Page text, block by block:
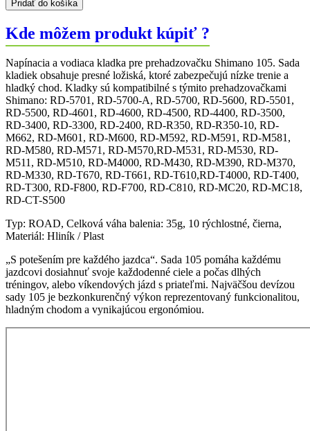
pre
5700/RD-
5500/RD-
4400
set
-
10
rýchlostné
Pridať do košíka
Kde môžem produkt kúpiť ?
Napínacia a vodiaca kladka pre prehadzovačku Shimano 105. Sada
kladiek obsahuje presné ložiská, ktoré zabezpečujú nízke trenie a
hladký chod. Kladky sú kompatibilné s týmito prehadzovačkami
Shimano: RD-5701, RD-5700-A, RD-5700, RD-5600, RD-5501,
RD-5500, RD-4601, RD-4600, RD-4500, RD-4400, RD-3500,
RD-3400, RD-3300, RD-2400, RD-R350, RD-R350-10, RD-
M662, RD-M601, RD-M600, RD-M592, RD-M591, RD-M581,
RD-M580, RD-M571, RD-M570,RD-M531, RD-M530, RD-
M511, RD-M510, RD-M4000, RD-M430, RD-M390, RD-M370,
RD-M330, RD-T670, RD-T661, RD-T610,RD-T4000, RD-T400,
RD-T300, RD-F800, RD-F700, RD-C810, RD-MC20, RD-MC18,
RD-CT-S500
Typ: ROAD, Celková váha balenia: 35g, 10 rýchlostné, čierna,
Materiál: Hliník / Plast
„S potešením pre každého jazdca“. Sada 105 pomáha každému
jazdcovi dosiahnuť svoje každodenné ciele a počas dlhých
tréningov, alebo víkendových jázd s priateľmi. Najväčšou devízou
sady 105 je bezkonkurenčný výkon reprezentovaný funkcionalitou,
hladným chodom a vynikajúcou ergonómiou.